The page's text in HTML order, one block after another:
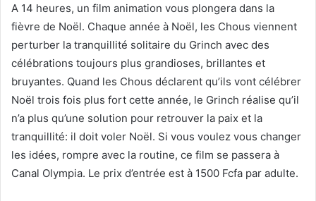
A 14 heures, un film animation vous plongera dans la
fièvre de Noël. Chaque année à Noël, les Chous viennent
perturber la tranquillité solitaire du Grinch avec des
célébrations toujours plus grandioses, brillantes et
bruyantes. Quand les Chous déclarent qu’ils vont célébrer
Noël trois fois plus fort cette année, le Grinch réalise qu’il
n’a plus qu’une solution pour retrouver la paix et la
tranquillité: il doit voler Noël. Si vous voulez vous changer
les idées, rompre avec la routine, ce film se passera à
Canal Olympia. Le prix d’entrée est à 1500 Fcfa par adulte.